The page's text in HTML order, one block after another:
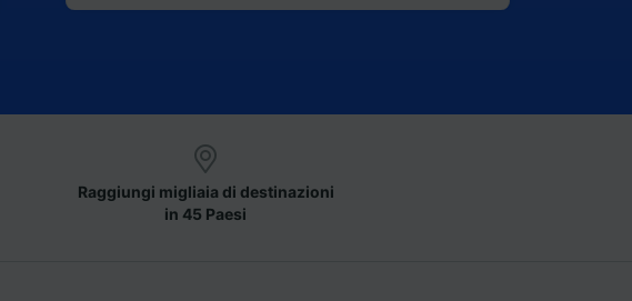
Raggiungi migliaia di destinazioni
in 45 Paesi